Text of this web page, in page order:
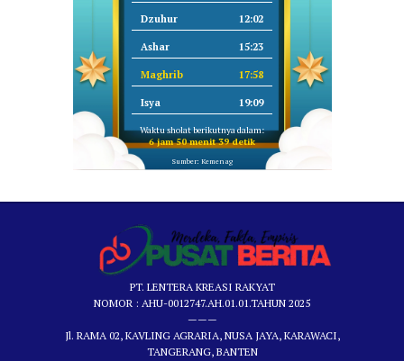
Dzuhur 12:02
Ashar 15:23
Maghrib 17:58
Isya 19:09
Waktu sholat berikutnya dalam:
6 jam 50 menit 39 detik
Sumber: Kemenag
PT. LENTERA KREASI RAKYAT
NOMOR : AHU-0012747.AH.01.01.TAHUN 2025
———
Jl. RAMA 02, KAVLING AGRARIA, NUSA JAYA, KARAWACI,
TANGERANG, BANTEN